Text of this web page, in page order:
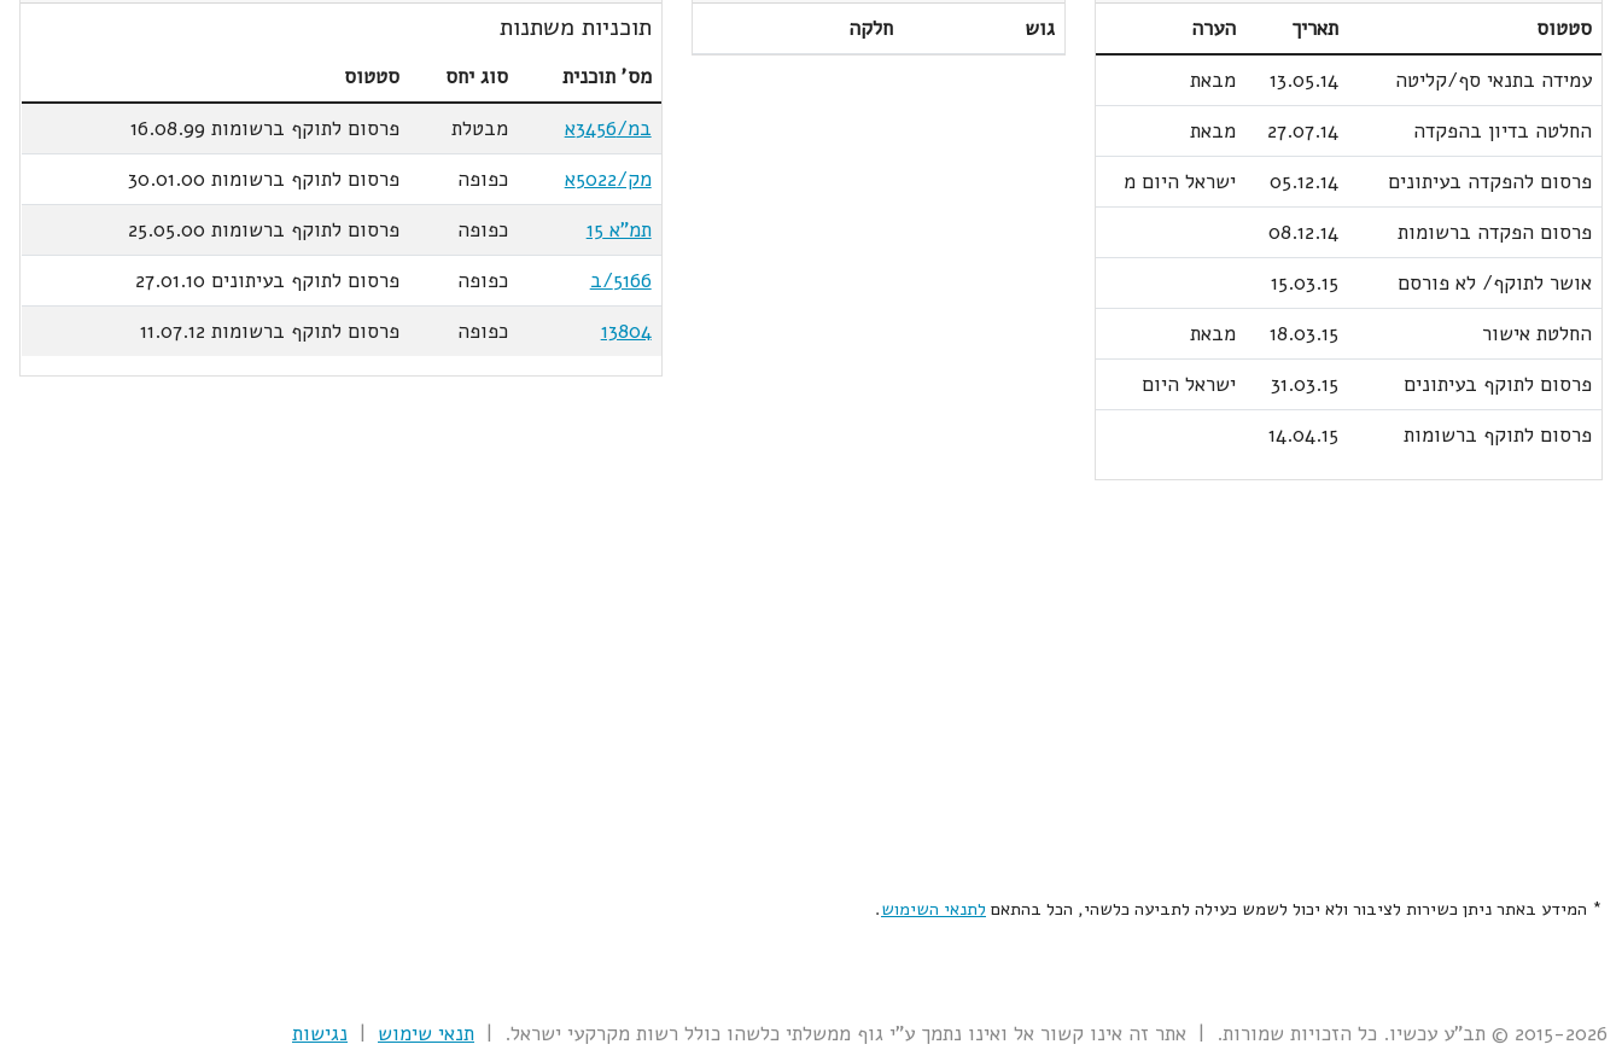
סטטוס תאריך
הערה
עמידה בתנאי סף/קליטה
13.05.14
מבאת
החלטה בדיון בהפקדה
27.07.14
מבאת
פרסום להפקדה בעיתונים
05.12.14
ישראל היום מ
פרסום הפקדה ברשומות
08.12.14
אושר לתוקף/ לא פורסם
15.03.15
החלטת אישור
18.03.15
מבאת
פרסום לתוקף בעיתונים
31.03.15
ישראל היום
פרסום לתוקף ברשומות
14.04.15
גוש חלקה תוכניות משתנות
מס' תוכנית סוג יחס
סטטוס
במ/3456א
מבטלת
פרסום לתוקף ברשומות 16.08.99
מק/5022א
כפופה
פרסום לתוקף ברשומות 30.01.00
תמ"א 15
כפופה
פרסום לתוקף ברשומות 25.05.00
5166/ב
כפופה
פרסום לתוקף בעיתונים 27.01.10
13804
כפופה פרסום לתוקף ברשומות 11.07.12
* המידע באתר ניתן כשירות לציבור ולא יכול לשמש כעילה לתביעה כלשהי, הכל בהתאם לתנאי השימוש.
2015-2026 © תב"ע עכשיו. כל הזכויות שמורות. | אתר זה אינו קשור אל ואינו נתמך ע"י גוף ממשלתי כלשהו כולל רשות מקרקעי ישראל. | תנאי שימוש | נגישות